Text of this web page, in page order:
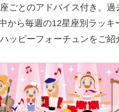
ごとのアドバイス付き。
から毎週の12星座別ラッ
ッピーフォーチュンをご紹